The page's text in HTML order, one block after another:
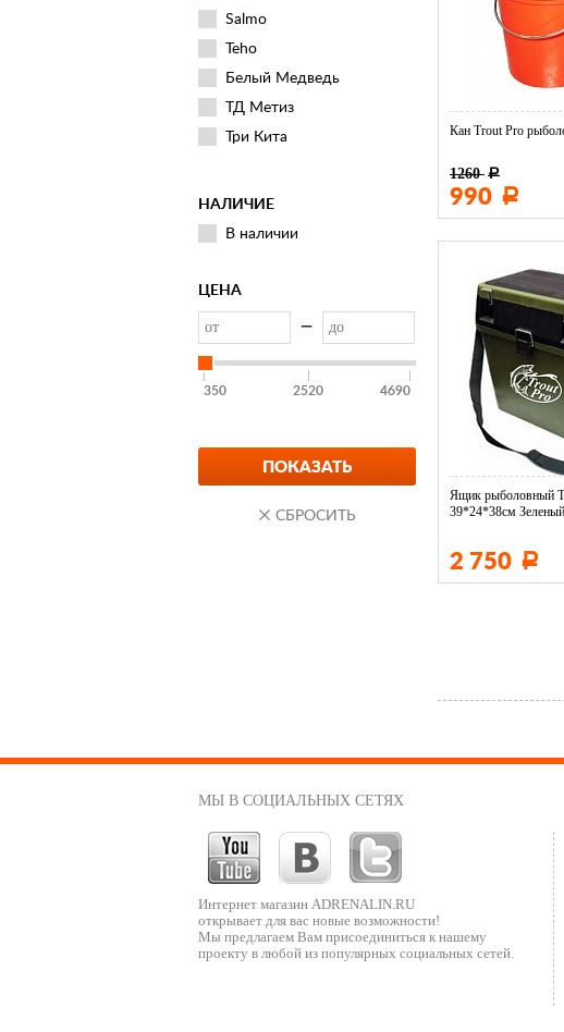
Salmo
Teho
Белый Медведь
ТД Метиз
Три Кита
НАЛИЧИЕ
В наличии
ЦЕНА
—
350 2520 4690
Кан Trout Pro
1260 Р
990 Р
Ящик рыболовный
39*24*38см Зеленый
2 750 Р
МЫ В СОЦИАЛЬНЫХ СЕТЯХ
Интернет магазин ADRENALIN.RU
открывает для вас новые возможности!
Мы предлагаем Вам присоединиться к нашему
проекту в любой из популярных социальных сетей.